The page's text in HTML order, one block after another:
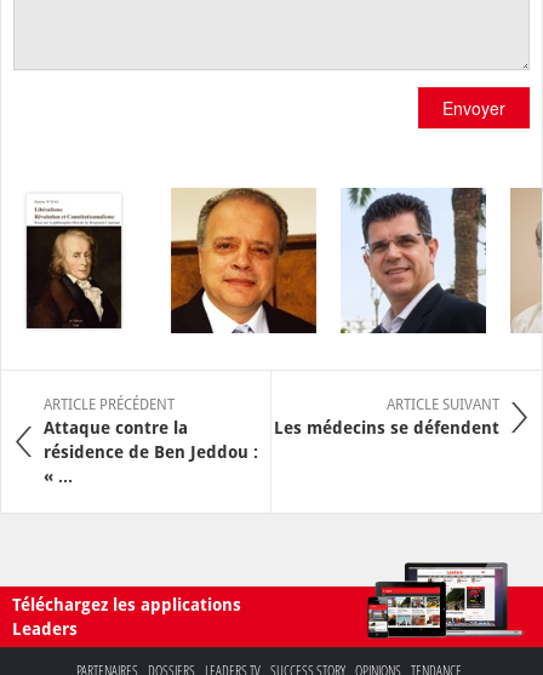
Envoyer
ARTICLE PRÉCÉDENT
Attaque contre la
résidence de Ben Jeddou :
« ...
ARTICLE SUIVANT
Les médecins se défendent
Téléchargez les applications
Leaders
PARTENAIRES DOSSIERS LEADERS TV SUCCESS STORY OPINIONS TENDANCE